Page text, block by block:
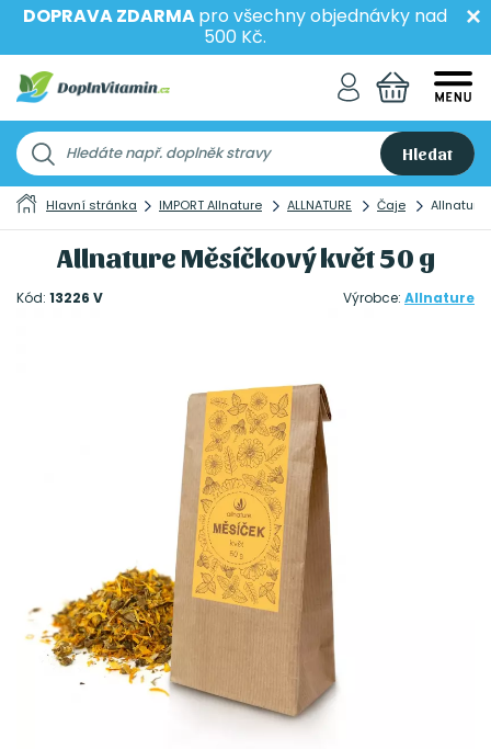
DOPRAVA ZDARMApro všechny objednávky nad
500 Kč.
Hledat
Hlavní stránka IMPORT Allnature ALLNATURE Čaje Allnature
Allnature Měsíčkový květ 50 g
Kód: 13226 V Výrobce: Allnature